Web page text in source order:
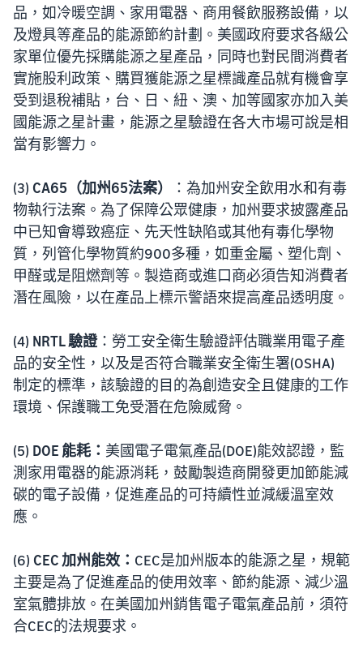
品，如冷暖空調、家用電器、商用餐飲服務設備，以
及燈具等產品的能源節約計劃。美國政府要求各級公
家單位優先採購能源之星產品，同時也對民間消費者
實施股利政策、購買獲能源之星標識產品就有機會享
受到退稅補貼，台、日、紐、澳、加等國家亦加入美
國能源之星計畫，能源之星驗證在各大市場可說是相
當有影響力。
(3) CA65（加州65法案）
：為加州安全飲用水和有毒
物執行法案。為了保障公眾健康，加州要求披露產品
中已知會導致癌症、先天性缺陷或其他有毒化學物
質，列管化學物質約900多種，如重金屬、塑化劑、
甲醛或是阻燃劑等。製造商或進口商必須告知消費者
潛在風險，以在產品上標示警語來提高產品透明度。
(4) NRTL 驗證：勞工安全衛生驗證評估職業用電子產
品的安全性，以及是否符合職業安全衛生署(OSHA)
制定的標準，該驗證的目的為創造安全且健康的工作
環境、保護職工免受潛在危險威脅。
(5) DOE 能耗： 美國電子電氣產品(DOE)能效認證，監
測家用電器的能源消耗，鼓勵製造商開發更加節能減
碳的電子設備，促進產品的可持續性並減緩溫室效
應。
(6) CEC 加州能效： CEC是加州版本的能源之星，規範
主要是為了促進產品的使用效率、節約能源、減少溫
室氣體排放。在美國加州銷售電子電氣產品前，須符
合CEC的法規要求。